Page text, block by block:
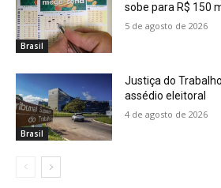
Brasil
sobe para R$ 150
5 de agosto de 2026
Brasil
Justiça do
assédio eleitoral
4 de agosto de 2026